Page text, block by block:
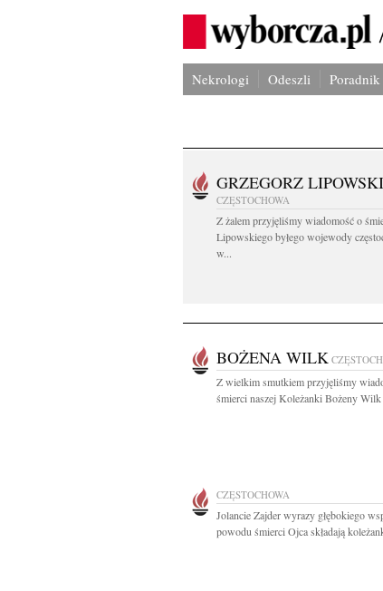
Nekrologi Odeszli
GRZEGORZ LIPOWSKI
CZĘSTOCHOWA
Z żalem przyjęliśmy wiadomość o
Lipowskiego byłego wojewody
w...
BOŻENA WILK
Z wielkim smutkiem przyjęliśmy
śmierci naszej Koleżanki Bożeny Wilk
CZĘSTOCHOWA
Jolancie Zajder wyrazy głębokiego
powodu śmierci Ojca składają